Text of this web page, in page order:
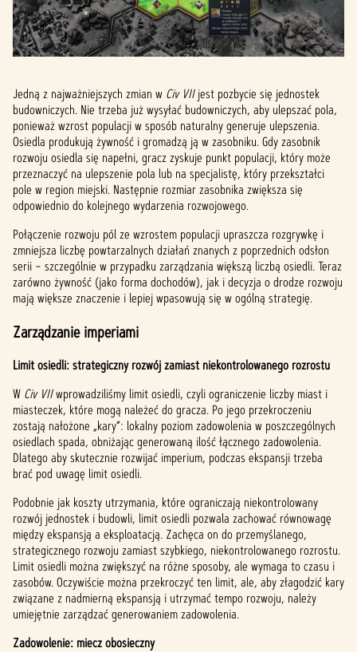
Jedną z najważniejszych zmian w Civ VIIjest pozbycie się jednostek
budowniczych. Nie trzeba już wysyłać budowniczych, aby ulepszać pola,
ponieważ wzrost populacji w sposób naturalny generuje ulepszenia.
Osiedla produkują żywność i gromadzą ją w zasobniku. Gdy zasobnik
rozwoju osiedla się napełni, gracz zyskuje punkt populacji, który może
przeznaczyć na ulepszenie pola lub na specjalistę, który przekształci
pole w region miejski. Następnie rozmiar zasobnika zwiększa się
odpowiednio do kolejnego wydarzenia rozwojowego.
Połączenie rozwoju pól ze wzrostem populacji upraszcza rozgrywkę i
zmniejsza liczbę powtarzalnych działań znanych z poprzednich odsłon
serii – szczególnie w przypadku zarządzania większą liczbą osiedli. Teraz
zarówno żywność (jako forma dochodów), jak i decyzja o drodze rozwoju
mają większe znaczenie i lepiej wpasowują się w ogólną strategię.
Zarządzanie imperiami
Limit osiedli: strategiczny rozwój zamiast niekontrolowanego rozrostu
W Civ VIIwprowadziliśmy limit osiedli, czyli ograniczenie liczby miast i
miasteczek, które mogą należeć do gracza. Po jego przekroczeniu
zostają nałożone „kary”: lokalny poziom zadowolenia w poszczególnych
osiedlach spada, obniżając generowaną ilość łącznego zadowolenia.
Dlatego aby skutecznie rozwijać imperium, podczas ekspansji trzeba
brać pod uwagę limit osiedli.
Podobnie jak koszty utrzymania, które ograniczają niekontrolowany
rozwój jednostek i budowli, limit osiedli pozwala zachować równowagę
między ekspansją a eksploatacją. Zachęca on do przemyślanego,
strategicznego rozwoju zamiast szybkiego, niekontrolowanego rozrostu.
Limit osiedli można zwiększyć na różne sposoby, ale wymaga to czasu i
zasobów. Oczywiście można przekroczyć ten limit, ale, aby złagodzić kary
związane z nadmierną ekspansją i utrzymać tempo rozwoju, należy
umiejętnie zarządzać generowaniem zadowolenia.
Zadowolenie: miecz obosieczny